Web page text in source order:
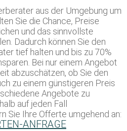
aus der Umgebung um
Sie die Chance, Preise
und das sinnvollste
Dadurch können Sie den
tief halten und bis zu 70%
Bei nur einem Angebot
abzuschätzen, ob Sie den
zu einem günstigeren Preis
Angebote zu
auf jeden Fall
Sie Ihre Offerte umgehend an:
ANFRAGE